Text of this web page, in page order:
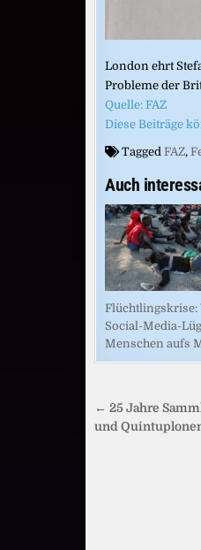
London ehrt
Probleme der
Quelle: FAZ
Diese Beiträge
Tagged FAZ,
Auch
Flüchtlingskrise:
Social-Media-
Menschen aufs
← 25 Jahre
und